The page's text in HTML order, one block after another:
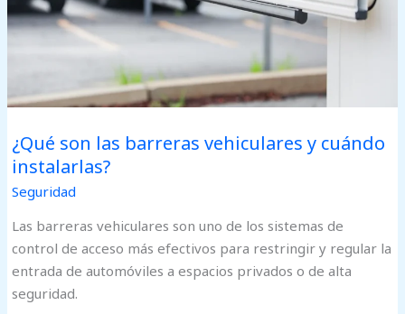
¿Qué son las barreras vehiculares y cuándo
instalarlas?
Seguridad
Las barreras vehiculares son uno de los sistemas de
control de acceso más efectivos para restringir y regular la
entrada de automóviles a espacios privados o de alta
seguridad.
instalarlas?